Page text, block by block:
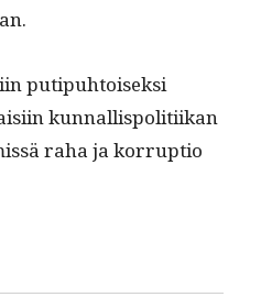
putipuh­toisek­si
kun­nal­lispoli­ti­ikan
raha ja kor­rup­tio